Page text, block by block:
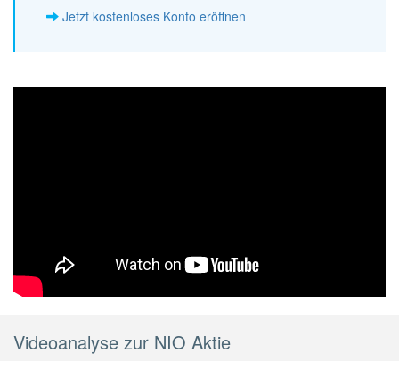
Jetzt kostenloses Konto eröffnen
Videoanalyse zur NIO Aktie